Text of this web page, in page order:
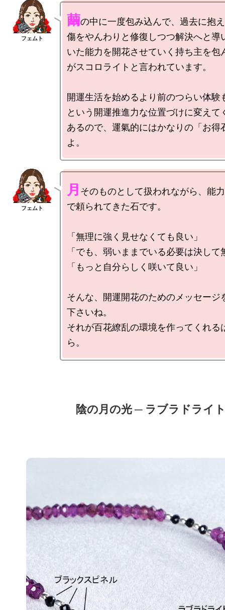
繭の中に一度包み込んで、過去に抱
傷をやんわりと修復しつつ解決へと導
いた能力を開花させていく持ち主を包
がスコロライトと言われています。
開運生活を始めるより前のつらい体験
という開運推進力な位置づけに変えて
あるので、運氣的にはかなりの「お得
月 そのものとして扱われながら、能
で頼られてきた石です。
「無理に強く見せなくても良い」
「でも、弱いままでいる必要は決して
「もっと自分らしく咲いて良い」
そんな、開運開花のためのメッセージ
下さいね。
それが百花繚乱の環境を作ってくれる